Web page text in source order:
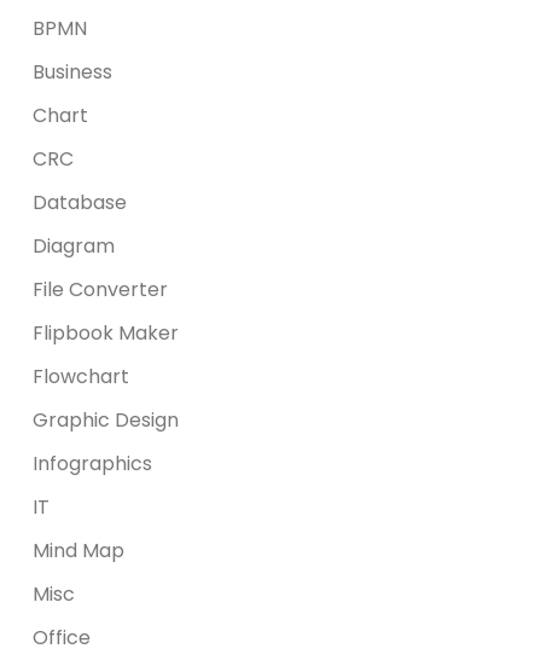
BPMN
Business
Chart
CRC
Database
Diagram
File Converter
Flipbook Maker
Flowchart
Graphic Design
Infographics
IT
Mind Map
Misc
Office